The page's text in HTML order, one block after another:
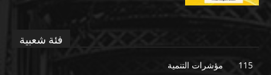
فئة شعبية
مؤشرات التنمية
115